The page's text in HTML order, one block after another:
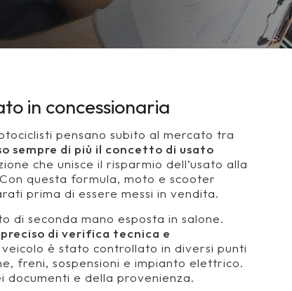
in concessionaria
pensano subito al mercato tra
sempre di più il concetto di usato
che unisce il risparmio dell’usato alla
questa formula, moto e scooter
prima di essere messi in vendita.
di seconda mano esposta in salone.
di verifica tecnica e
è stato controllato in diversi punti
freni, sospensioni e impianto elettrico.
e della provenienza.